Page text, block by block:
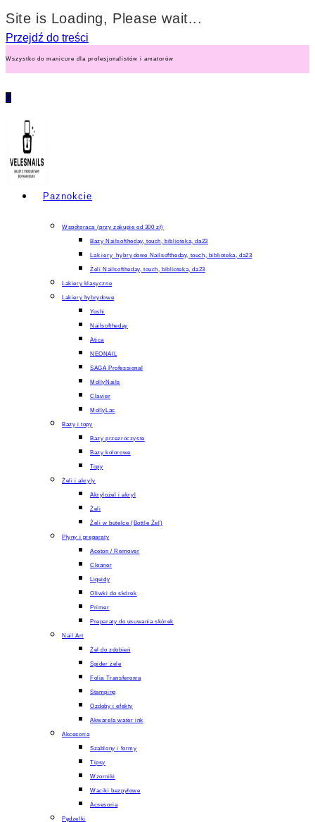
Site is Loading, Please wait...
Przejdź do treści
Wszystko do manicure dla profesjonalistów i amatorów
0
Paznokcie
Współpraca (przy zakupie od 300 zł)
Bazy Nailsoftheday, touch, biblioteka, da23
Lakiery hybrydowe Nailsoftheday, touch, biblioteka, da23
Żeli Nailsoftheday, touch, biblioteka, da23
Lakiery klasyczne
Lakiery hybrydowe
Yoshi
Nailsoftheday
Atica
NEONAIL
SAGA Professional
MollyNails
Clavier
MollyLac
Bazy i topy
Bazy przezroczyste
Bazy kolorowe
Topy
Żeli i akryly
Akrylożel i akryl
Żeli
Żeli w butelce (Bottle Żel)
Płyny i preparaty
Aceton / Remover
Cleaner
Liquidy
Oliwki do skórek
Primer
Preparaty do usuwania skórek
Nail Art
Żel do zdobień
Spider żele
Folia Transferowa
Stamping
Ozdoby i efekty
Akwarela water ink
Akcesoria
Szablony i formy
Tipsy
Wzorniki
Waciki bezpyłowe
Acsesoria
Pędzelki